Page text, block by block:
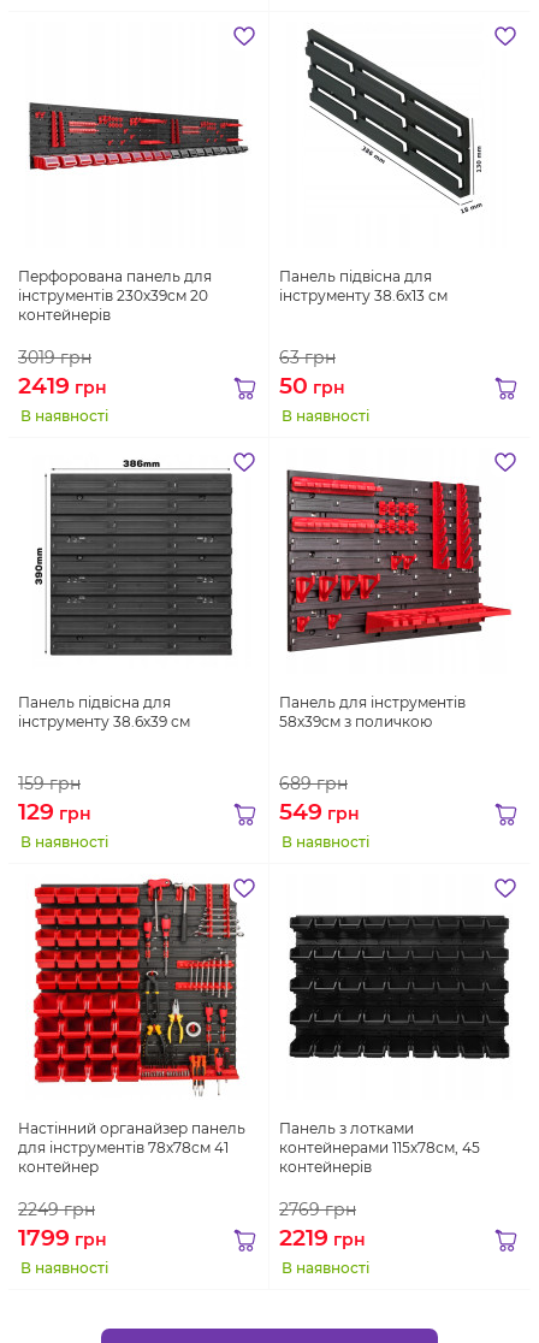
Перфорована панель для
інструментів 230х39см 20
контейнерів
3019грн
2419 грн
В наявності
Панель підвісна для
інструменту 38.6х13 см
63грн
50 грн
В наявності
Панель підвісна для
інструменту 38.6х39 см
159грн
129 грн
В наявності
Панель для інструментів
58х39см з поличкою
689грн
549 грн
В наявності
Настінний органайзер панель
для інструментів 78х78см 41
контейнер
2249грн
1799 грн
В наявності
Панель з лотками
контейнерами 115х78см, 45
контейнерів
2769грн
2219 грн
В наявності